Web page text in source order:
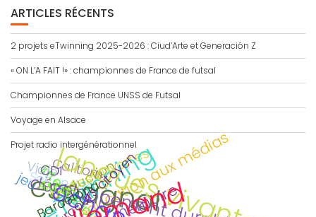
ARTICLES RÉCENTS
2 projets eTwinning 2025-2026 : Ciud’Arte et Generación Z
« ON L’A FAIT !» : championnes de France de futsal
Championnes de France UNSS de Futsal
Voyage en Alsace
Projet radio intergénérationneléducation aux médias
Secondes
espagnol
traduction
portes ouvertes
eTwinning
AMAC
Viaje
jeu Calitom
langues vivantes
Barcelona
parcours citoyen
CDI